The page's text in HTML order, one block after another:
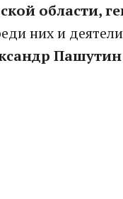
области,
них и
Пашутин